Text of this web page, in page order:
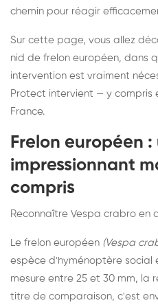
chemin pour réagir
Sur cette page, vous allez
nid de frelon européen, dans
intervention est vraiment
Protect intervient — y compris
France.
Frelon européen
impressionnant
compris
Reconnaître Vespa crabro en
Le frelon européen (Vespa
espèce d'hyménoptère social
mesure entre 25 et 30 mm, la
titre de comparaison, c'est